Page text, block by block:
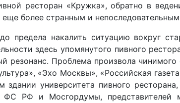
ресторан «Кружка», обратно в
более странным и
предела накалить ситуацию вокруг
здесь упомянутого пивного
резонанс. Проблема произвола
«Эхо Москвы», «Российская
университета пивного
ФС РФ и Мосгордумы, представителей